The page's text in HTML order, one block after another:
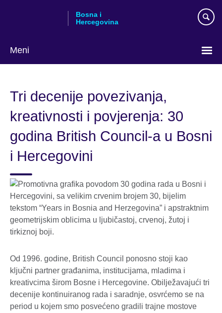
Bosna i
Hercegovina
Meni
language
Tri decenije povezivanja,
kreativnosti i povjerenja: 30
godina British Council-a u Bosni
i Hercegovini
Od 1996. godine, British Council ponosno stoji kao
ključni partner građanima, institucijama, mladima i
kreativcima širom Bosne i Hercegovine. Obilježavajući tri
decenije kontinuiranog rada i saradnje, osvrćemo se na
period u kojem smo posvećeno gradili trajne mostove